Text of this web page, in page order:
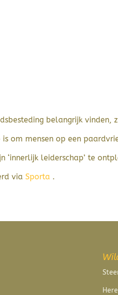
belangrijk
om mensen op een
‘innerlijk leiderschap’ te
via Sporta .